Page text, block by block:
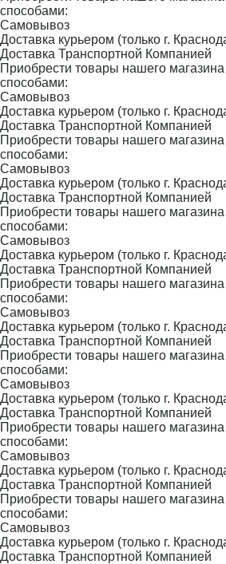
способами:
Самовывоз
Доставка курьером (только г.
Доставка Транспортной Компанией
Приобрести товары нашего
способами:
Самовывоз
Доставка курьером (только г.
Доставка Транспортной Компанией
Приобрести товары нашего
способами:
Самовывоз
Доставка курьером (только г.
Доставка Транспортной Компанией
Приобрести товары нашего
способами:
Самовывоз
Доставка курьером (только г.
Доставка Транспортной Компанией
Приобрести товары нашего
способами:
Самовывоз
Доставка курьером (только г.
Доставка Транспортной Компанией
Приобрести товары нашего
способами:
Самовывоз
Доставка курьером (только г.
Доставка Транспортной Компанией
Приобрести товары нашего
способами:
Самовывоз
Доставка курьером (только г.
Доставка Транспортной Компанией
Приобрести товары нашего
способами:
Самовывоз
Доставка курьером (только г.
Доставка Транспортной Компанией